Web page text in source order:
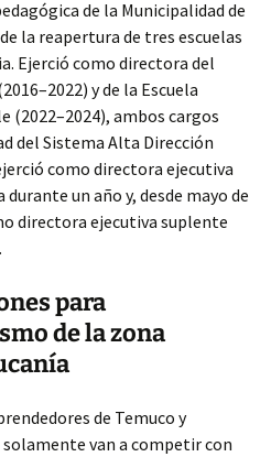
de la Municipalidad de
la reapertura de tres escuelas
Ejerció como directora del
y de la Escuela
(2022–2024), ambos cargos
del Sistema Alta Dirección
como directora ejecutiva
un año y, desde mayo de
directora ejecutiva suplente
para
de la zona
de Temuco y
van a competir con